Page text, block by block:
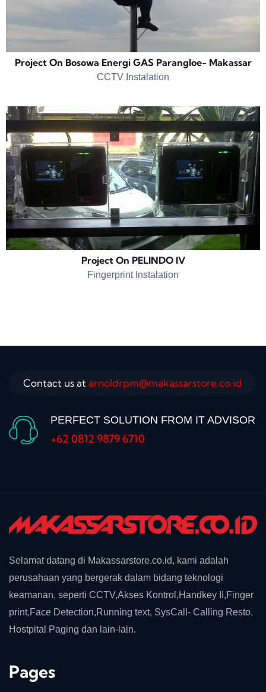
Project On Bosowa Energi GAS Parangloe- Makassar
CCTV Instalation
Project On PELINDO IV
Fingerprint Instalation
Contact us at arnoldrpm@makassarstore.co.id
PERFECT SOLUTION FROM IT ADVISOR
+62 0812 9879 6710
Selamat datang di Makassarstore.co.id, kami adalah
perusahaan yang bergerak dalam bidang teknologi
keamanan, seperti CCTV,Akses Kontrol,Handkey II,Finger
print,Face Detection,Running text, SysCall- Calling Resto,
Hostpital Paging dan lain-lain.
Pages